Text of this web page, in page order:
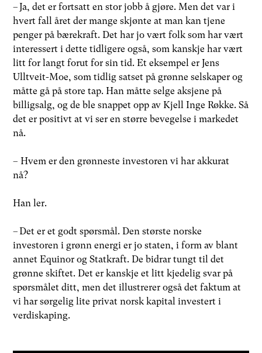
– Ja, det er fortsatt en stor jobb å gjøre. Men det var i
hvert fall året der mange skjønte at man kan tjene
penger på bærekraft. Det har jo vært folk som har vært
interessert i dette tidligere også, som kanskje har vært
litt for langt forut for sin tid. Et eksempel er Jens
Ulltveit-Moe, som tidlig satset på grønne selskaper og
måtte gå på store tap. Han måtte selge aksjene på
billigsalg, og de ble snappet opp av Kjell Inge Røkke. Så
det er positivt at vi ser en større bevegelse i markedet
nå.
– Hvem er den grønneste investoren vi har akkurat
nå?
Han ler.
– Det er et godt spørsmål. Den største norske
investoren i grønn energi er jo staten, i form av blant
annet Equinor og Statkraft. De bidrar tungt til det
grønne skiftet. Det er kanskje et litt kjedelig svar på
spørsmålet ditt, men det illustrerer også det faktum at
vi har sørgelig lite privat norsk kapital investert i
verdiskaping.